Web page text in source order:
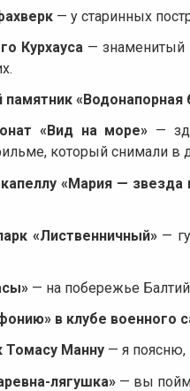
— у старинных
Курхауса— знаменитый
памятник «Водонапорная
«Вид на море» —
который снимали в
«Мария — звезда
«Лиственничный»—
— на побережье
в клубе военного
Томасу Манну— я поясню,
лягушка»— вы